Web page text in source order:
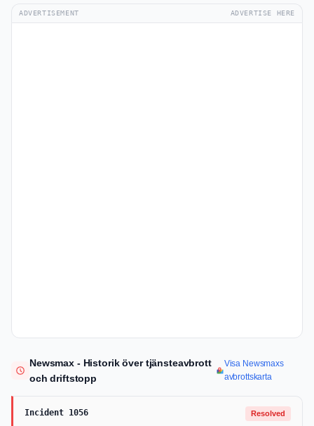
ADVERTISEMENT ADVERTISE HERE
Newsmax - Historik över tjänsteavbrott
och driftstopp
Visa Newsmaxs
avbrottskarta
Incident 1056 Resolved